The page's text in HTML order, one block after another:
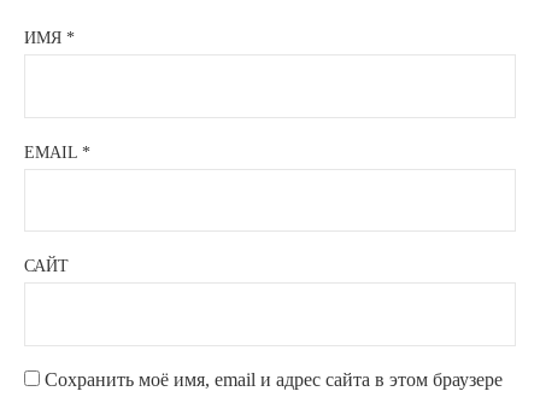
ИМЯ *
EMAIL *
САЙТ
Сохранить моё имя, email и адрес сайта в этом браузере